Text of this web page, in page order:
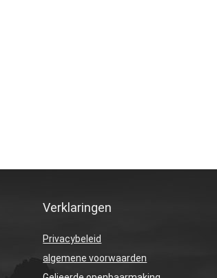
Verklaringen
Privacybeleid
algemene voorwaarden